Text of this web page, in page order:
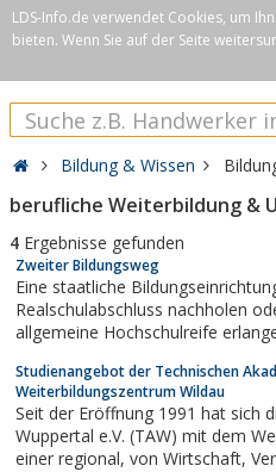
LDS-Info.de verwendet Cookies, um
bieten. Wenn Sie auf der Seite
Bildung & Wissen
berufliche Weiterbildung &
4 Ergebnisse gefunden
Zweiter Bildungsweg
Eine staatliche
Realschulabschluss nachholen
allgemeine Hochschulreife
Studienangebot der Technischen
Weiterbildungszentrum Wildau
Seit der Eröffnung 1991 hat sich
Wuppertal e.V. (TAW) mit dem
einer regional, von Wirtschaft, Verwaltung und Dienstleistung